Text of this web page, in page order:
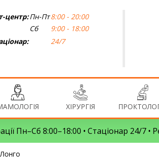
центр:Пн-Пт
Сб
8:00 - 20:00
9:00 - 18:00
24/7
ХІРУРГІЯ
Пн–Сб 8:00–18:00 • Стаціонар 24/7